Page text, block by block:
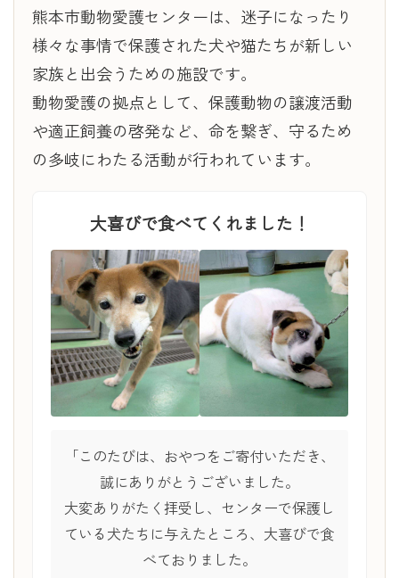
熊本市動物愛護センターは、迷子になったり
様々な事情で保護された犬や猫たちが新しい
家族と出会うための施設です。
動物愛護の拠点として、保護動物の譲渡活動
や適正飼養の啓発など、命を繋ぎ、守るため
の多岐にわたる活動が行われています。
大喜びで食べてくれました！
「このたびは、おやつをご寄付いただき、
誠にありがとうございました。
大変ありがたく拝受し、センターで保護し
ている犬たちに与えたところ、大喜びで食
べておりました。